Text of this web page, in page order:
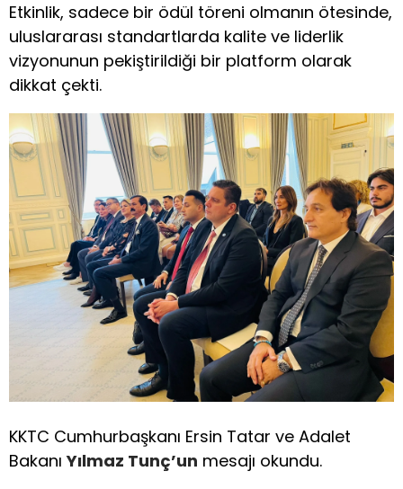
Etkinlik, sadece bir ödül töreni olmanın ötesinde,
uluslararası standartlarda kalite ve liderlik
vizyonunun pekiştirildiği bir platform olarak
dikkat çekti.
KKTC Cumhurbaşkanı Ersin Tatar ve Adalet
BakanıYılmaz Tunç’un mesajı okundu.